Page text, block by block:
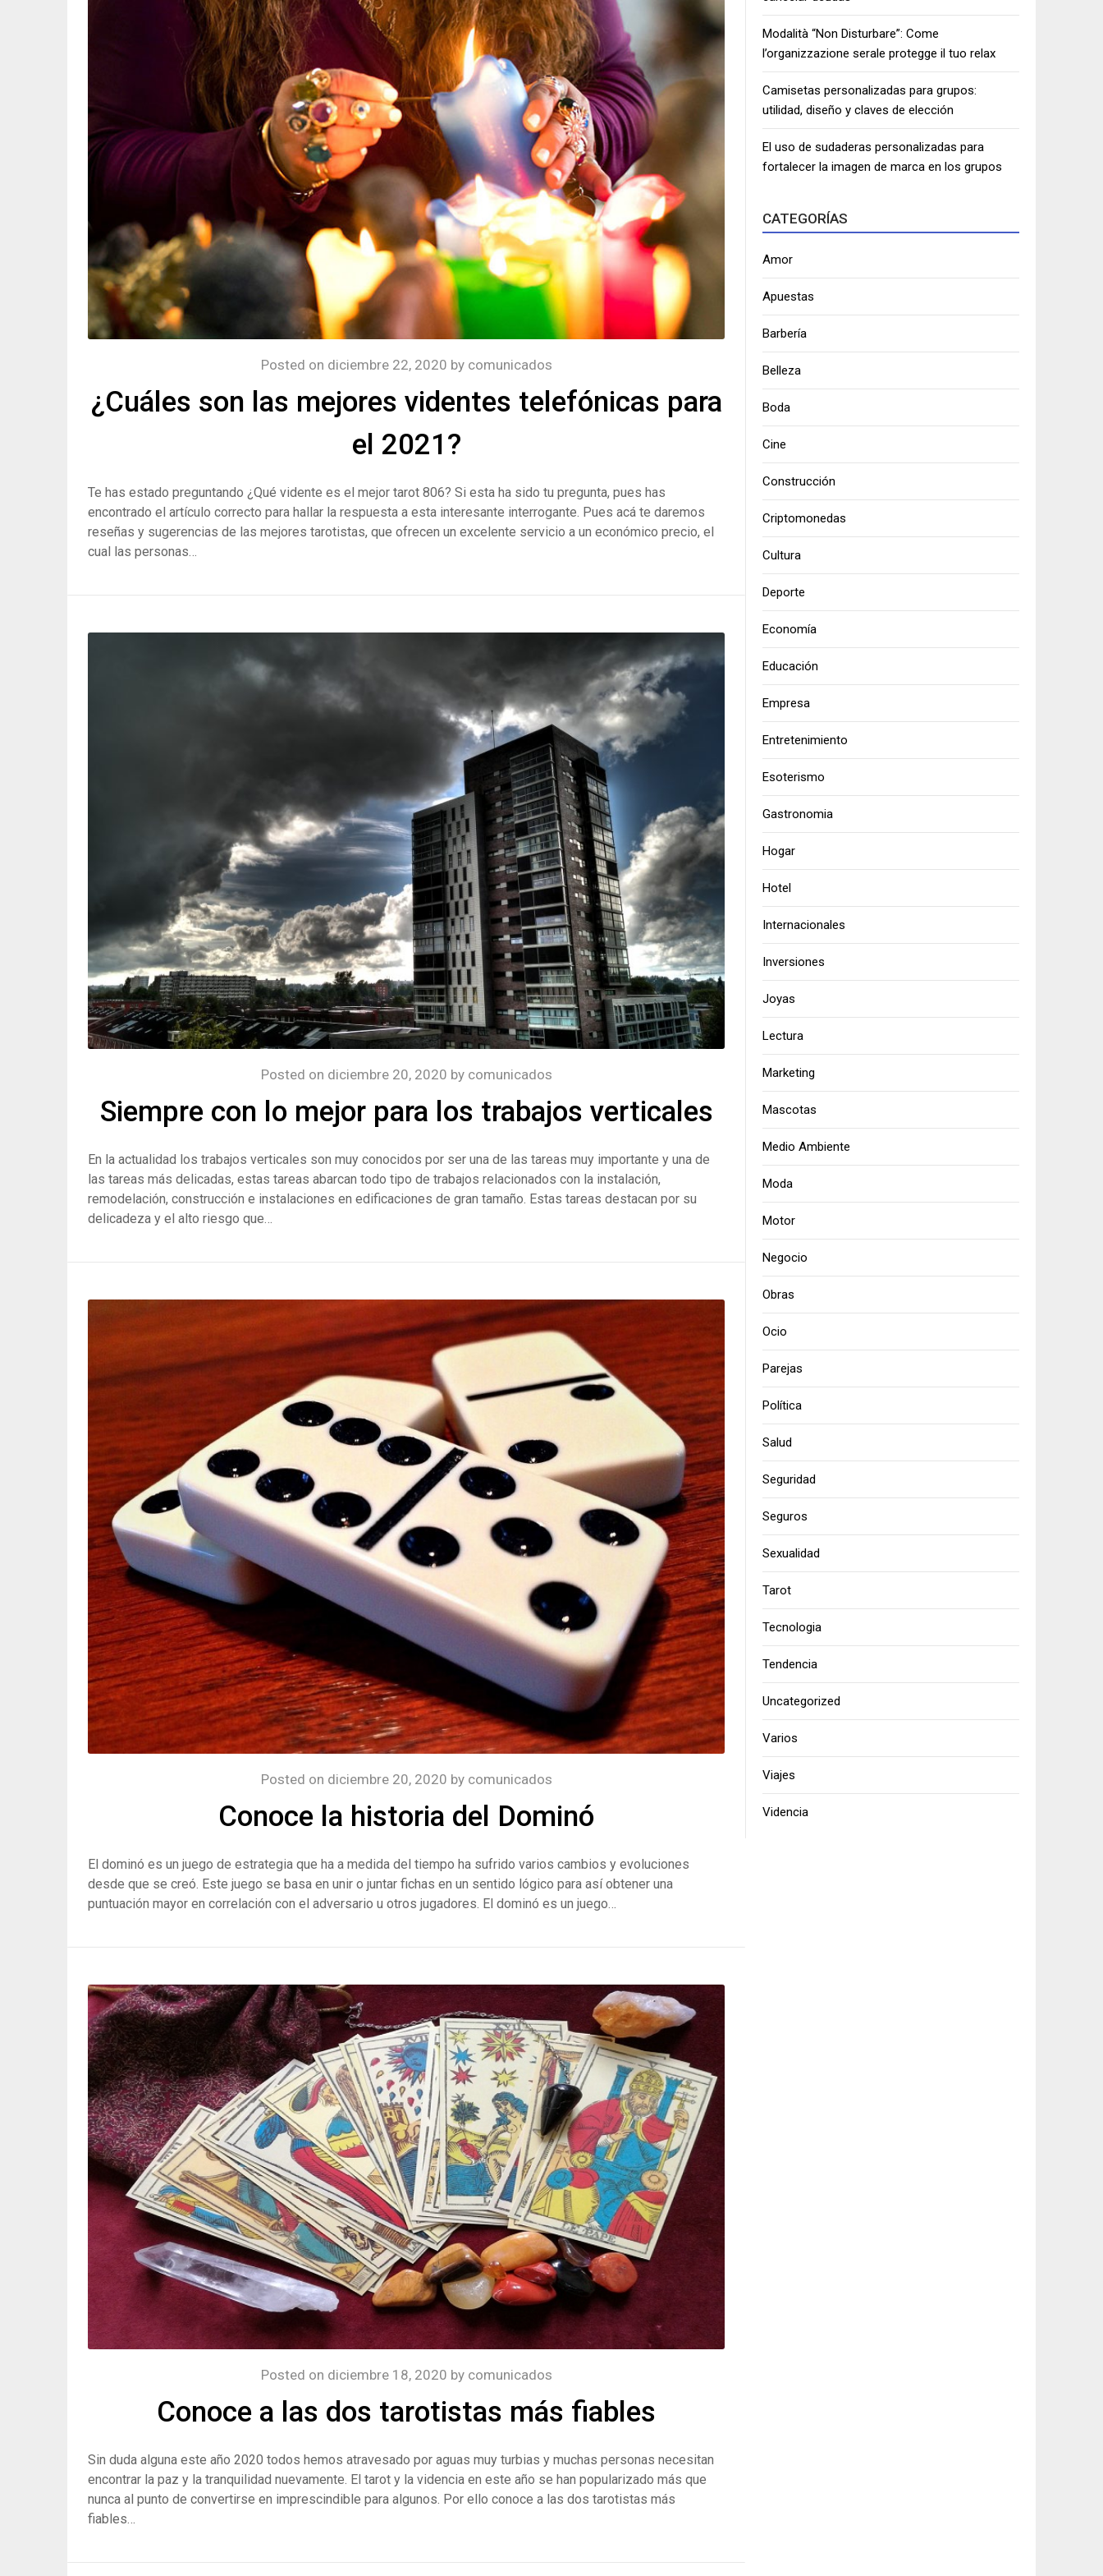
¿Cuáles son las mejores videntes telefónicas para
el 2021?
Posted on diciembre 22, 2020 by comunicados
Te has estado preguntando ¿Qué vidente es el mejor tarot 806? Si esta ha sido tu pregunta, pues has
encontrado el artículo correcto para hallar la respuesta a esta interesante interrogante. Pues acá te daremos
reseñas y sugerencias de las mejores tarotistas, que ofrecen un excelente servicio a un económico precio, el
cual las personas…
Siempre con lo mejor para los trabajos verticales
Posted on diciembre 20, 2020 by comunicados
En la actualidad los trabajos verticales son muy conocidos por ser una de las tareas muy importante y una de
las tareas más delicadas, estas tareas abarcan todo tipo de trabajos relacionados con la instalación,
remodelación, construcción e instalaciones en edificaciones de gran tamaño. Estas tareas destacan por su
delicadeza y el alto riesgo que…
Conoce la historia del Dominó
Posted on diciembre 20, 2020 by comunicados
El dominó es un juego de estrategia que ha a medida del tiempo ha sufrido varios cambios y evoluciones
desde que se creó. Este juego se basa en unir o juntar fichas en un sentido lógico para así obtener una
puntuación mayor en correlación con el adversario u otros jugadores. El dominó es un juego…
Conoce a las dos tarotistas más fiables
Posted on diciembre 18, 2020 by comunicados
Sin duda alguna este año 2020 todos hemos atravesado por aguas muy turbias y muchas personas necesitan
encontrar la paz y la tranquilidad nuevamente. El tarot y la videncia en este año se han popularizado más que
nunca al punto de convertirse en imprescindible para algunos. Por ello conoce a las dos tarotistas más
fiables…
Modalità “Non Disturbare”: Come
l’organizzazione serale protegge il tuo relax
Camisetas personalizadas para grupos:
utilidad, diseño y claves de elección
El uso de sudaderas personalizadas para
fortalecer la imagen de marca en los grupos
CATEGORÍAS
Amor
Apuestas
Barbería
Belleza
Boda
Cine
Construcción
Criptomonedas
Cultura
Deporte
Economía
Educación
Empresa
Entretenimiento
Esoterismo
Gastronomia
Hogar
Hotel
Internacionales
Inversiones
Joyas
Lectura
Marketing
Mascotas
Medio Ambiente
Moda
Motor
Negocio
Obras
Ocio
Parejas
Política
Salud
Seguridad
Seguros
Sexualidad
Tarot
Tecnologia
Tendencia
Uncategorized
Varios
Viajes
Videncia